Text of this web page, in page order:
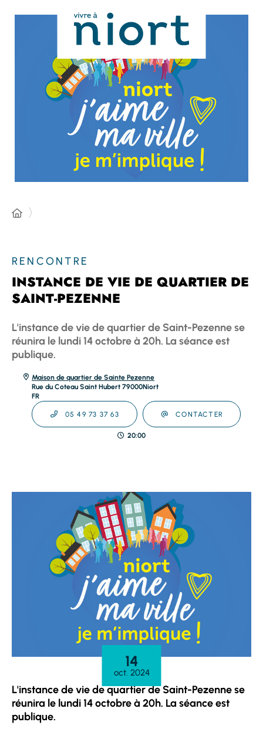
RENCONTRE
INSTANCE DE VIE DE QUARTIER DE
SAINT-PEZENNE
L'instance de vie de quartier de Saint-Pezenne se
réunira le lundi 14 octobre à 20h. La séance est
publique.
Maison de quartier de Sainte Pezenne
Rue du Coteau Saint Hubert79000Niort
FR
05 49 73 37 63 CONTACTER
20:00
14
oct. 2024
L'instance de vie de quartier de Saint-Pezenne se
réunira le lundi 14 octobre à 20h. La séance est
publique.